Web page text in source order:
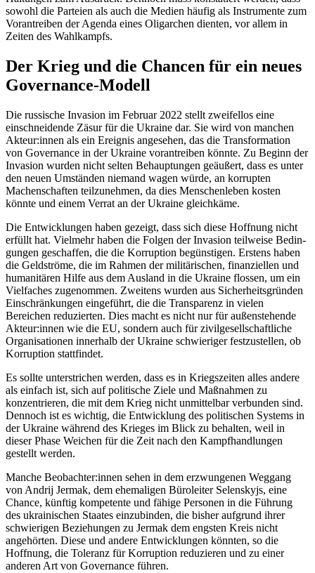
sowohl die Par­teien als auch die Medien häufig als Instru­mente zum
Vorantreiben der Agenda eines Olig­archen dienten, vor allem in
Zeiten des Wahl­kampfs.
Der Krieg und die Chancen für ein neues
Governance-Modell
Die russische Invasion im Februar 2022 stellt zweifellos eine
einschneidende Zäsur für die Ukraine dar. Sie wird von manchen
Akteur:innen als ein Ereignis angesehen, das die Transformation
von Governance in der Ukraine vorantreiben könnte. Zu Beginn der
Invasion wurden nicht selten Behauptungen ge­äußert, dass es unter
den neuen Umständen niemand wagen würde, an kor­rupten
Machenschaften teilzunehmen, da dies Menschenleben kosten
könnte und einem Verrat an der Ukraine gleichkäme.
Die Entwicklungen haben gezeigt, dass sich diese Hoffnung nicht
erfüllt hat. Viel­mehr haben die Folgen der Invasion teil­weise Bedin­
gungen geschaffen, die die Korruption begünstigen. Erstens haben
die Geldströme, die im Rahmen der militärischen, finanziellen und
humanitären Hilfe aus dem Ausland in die Ukraine flossen, um ein
Vielfaches zuge­nommen. Zweitens wurden aus Sicherheits­gründen
Einschränkungen eingeführt, die die Transparenz in vielen
Bereichen redu­zierten. Dies macht es nicht nur für außenstehende
Akteur:innen wie die EU, sondern auch für zivilgesellschaftliche
Organisationen innerhalb der Ukraine schwieriger fest­zustellen, ob
Kor­ruption stattfindet.
Es sollte unterstrichen werden, dass es in Kriegszeiten alles andere
als einfach ist, sich auf politische Ziele und Maßnahmen zu
konzentrieren, die mit dem Krieg nicht unmittelbar verbunden sind.
Dennoch ist es wichtig, die Entwicklung des politischen Systems in
der Ukraine während des Krieges im Blick zu behalten, weil in
dieser Phase Weichen für die Zeit nach den Kampf­handlungen
gestellt werden.
Manche Beobachter:innen sehen in dem erzwungenen Weggang
von Andrij Jermak, dem ehemaligen Büroleiter Selenskyjs, eine
Chance, künftig kompetente und fähige Personen in die Führung
des ukrainischen Staates einzubinden, die bisher aufgrund ihrer
schwierigen Beziehungen zu Jermak dem engsten Kreis nicht
angehörten. Diese und andere Entwicklungen könnten, so die
Hoffnung, die Toleranz für Korruption re­duzieren und zu einer
anderen Art von Governance führen.